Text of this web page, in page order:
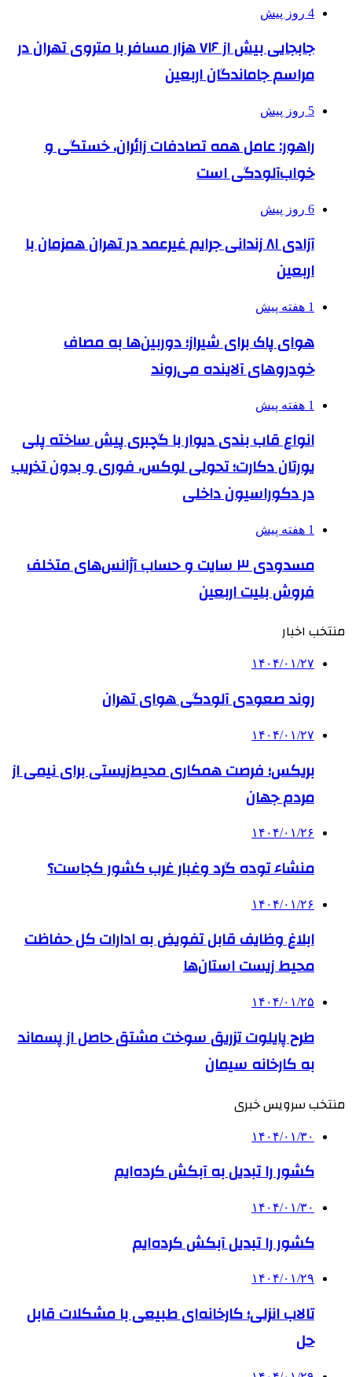
4 روز پیش
جابجایی بیش از ۷۱۶ هزار مسافر با متروی تهران در
مراسم جاماندگان اربعین
5 روز پیش
راهور: عامل همه تصادفات زائران، خستگی و
خواب‌آلودگی است
6 روز پیش
آزادی ۸۱ زندانی جرایم غیرعمد در تهران همزمان با
اربعین
1 هفته پیش
هوای پاک برای شیراز؛ دوربین‌ها به مصاف
خودروهای آلاینده می‌روند
1 هفته پیش
انواع قاب بندی دیوار با گچبری پیش ساخته پلی
یورتان دکارت؛ تحولی لوکس، فوری و بدون تخریب
در دکوراسیون داخلی
1 هفته پیش
مسدودی ۳ سایت و حساب آژانس‌های متخلف
فروش بلیت اربعین
منتخب اخبار
۱۴۰۴/۰۱/۲۷
روند صعودی آلودگی هوای تهران
۱۴۰۴/۰۱/۲۷
بریکس؛ فرصت همکاری محیط‌زیستی برای نیمی از
مردم جهان
۱۴۰۴/۰۱/۲۶
منشاء توده گرد وغبار غرب کشور کجاست؟
۱۴۰۴/۰۱/۲۶
ابلاغ وظایف قابل تفویض به ادارات کل حفاظت
محیط زیست استان‌ها
۱۴۰۴/۰۱/۲۵
طرح پایلوت تزریق سوخت مشتق حاصل از پسماند
به کارخانه سیمان
منتخب سرویس خبری
۱۴۰۴/۰۱/۳۰
کشور را تبدیل به آبکش کرده‌ایم
۱۴۰۴/۰۱/۳۰
کشور را تبدیل آبکش کرده‌ایم
۱۴۰۴/۰۱/۲۹
تالاب انزلی؛ کارخانه‌ای طبیعی با مشکلات قابل
حل